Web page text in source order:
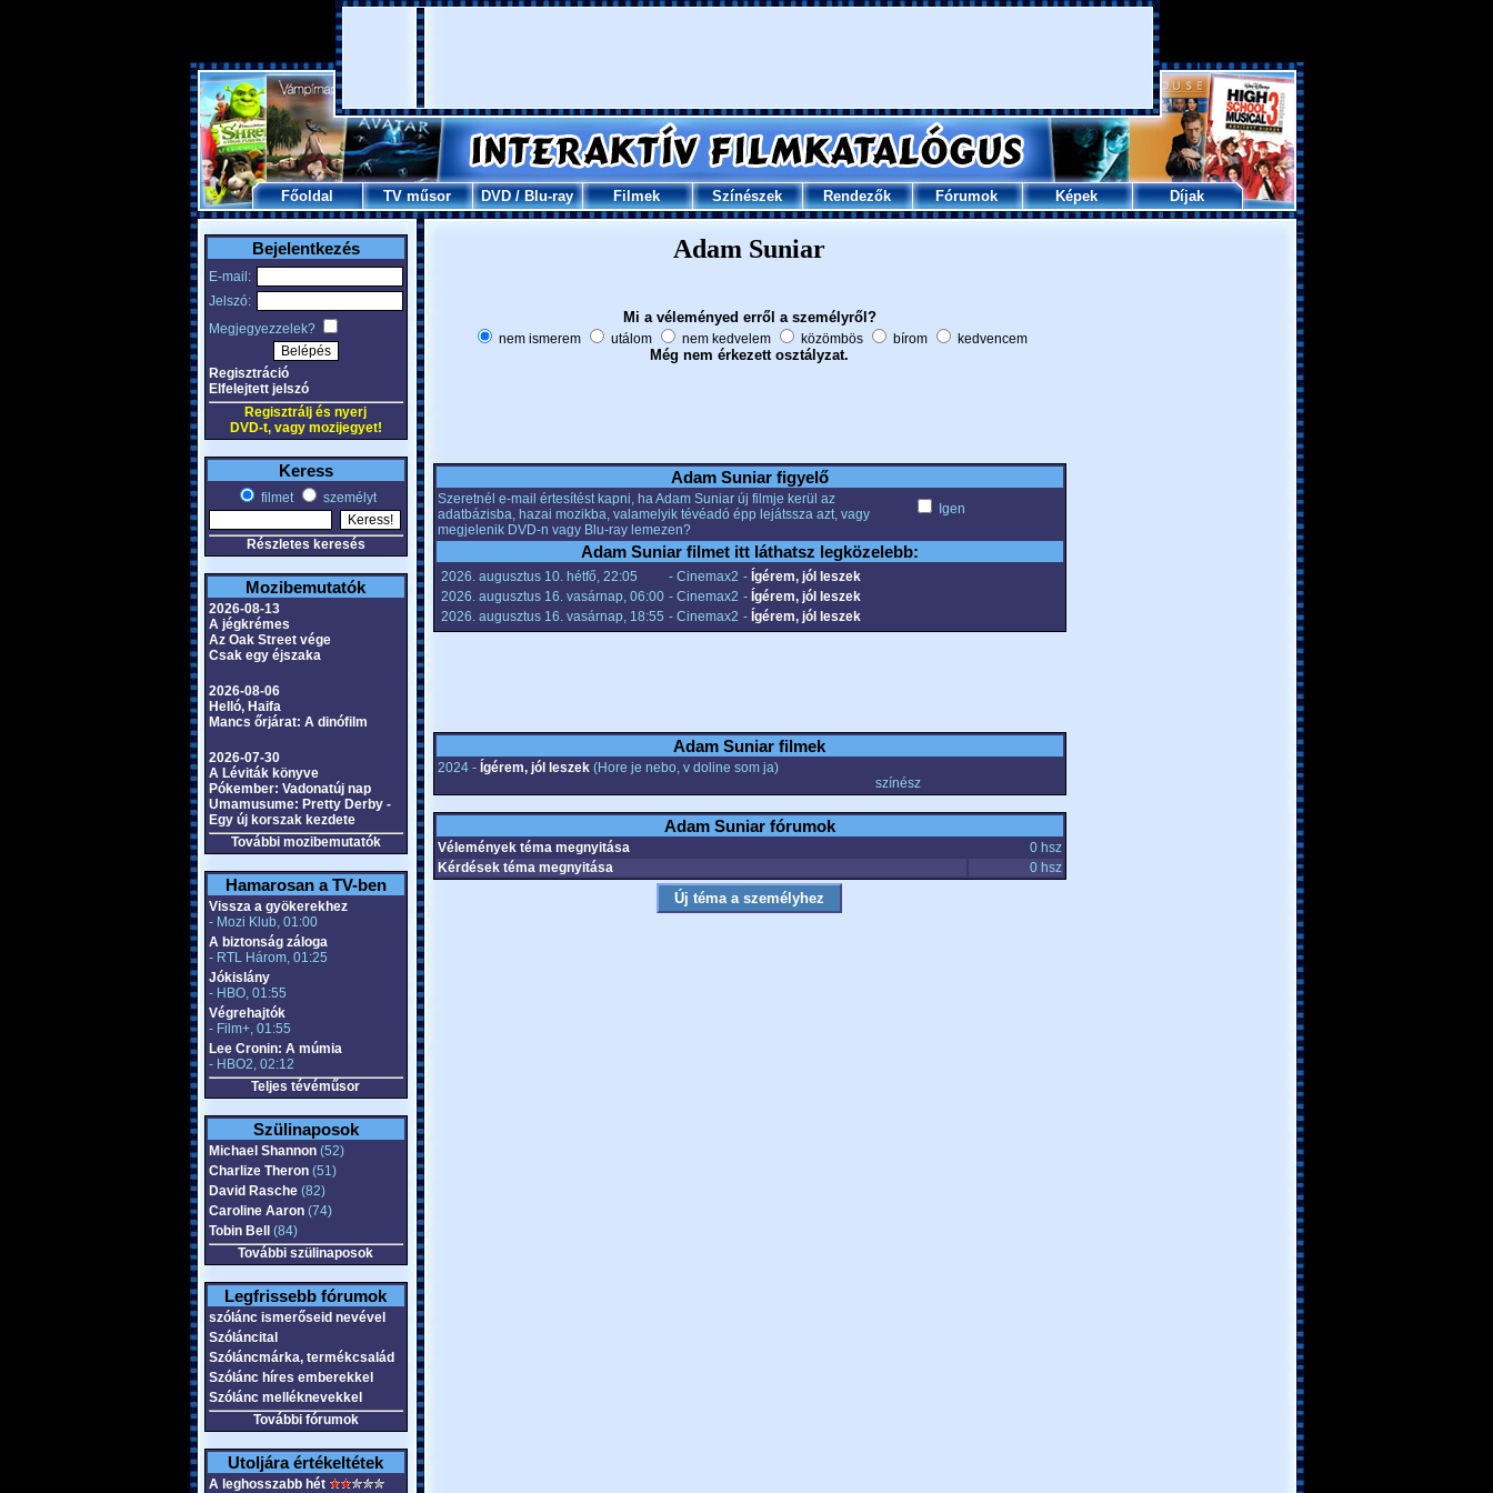
Főoldal TV műsor DVD/Blu-ray Filmek Színészek Rendezők Fórumok Képek Díjak
Bejelentkezés
E-mail:
Jelszó:
Megjegyezzelek?
Regisztráció
Elfelejtett jelszó
Regisztrálj és nyerj
DVD-t, vagy mozijegyet!
Keress
filmet személyt
Részletes keresés
Mozibemutatók
2026-08-13
A jégkrémes
Az Oak Street vége
Csak egy éjszaka
2026-08-06
Helló, Haifa
Mancs őrjárat: A dinófilm
2026-07-30
A Léviták könyve
Pókember: Vadonatúj nap
Umamusume: Pretty Derby -
Egy új korszak kezdete
További mozibemutatók
Hamarosan a TV-ben
Vissza a gyökerekhez
- Mozi Klub, 01:00
A biztonság záloga
- RTL Három, 01:25
Jókislány
- HBO, 01:55
Végrehajtók
- Film+, 01:55
Lee Cronin: A múmia
- HBO2, 02:12
Teljes tévéműsor
Szülinaposok
Michael Shannon(52)
Charlize Theron(51)
David Rasche(82)
Caroline Aaron(74)
Tobin Bell
(84)
További szülinaposok
Legfrissebb fórumok
szólánc ismerőseid nevével
Szóláncital
Szóláncmárka, termékcsalád
Szólánc híres emberekkel
Szólánc melléknevekkel
További fórumok
Utoljára értékeltétek
A leghosszabb hét
Adam Suniar
Mi a véleményed erről a személyről?
nem ismerem utálom nem kedvelem közömbös bírom kedvencem
Még nem érkezett osztályzat.
Adam Suniar figyelő
Szeretnél e-mail értesítést kapni, ha Adam Suniar új filmje kerül az
adatbázisba, hazai mozikba, valamelyik tévéadó épp lejátssza azt, vagy
megjelenik DVD-n vagy Blu-ray lemezen?
Igen
Adam Suniar filmet itt láthatsz legközelebb:
2026. augusztus 10. hétfő, 22:05 - Cinemax2 - Ígérem, jól leszek
2026. augusztus 16. vasárnap, 06:00 - Cinemax2 - Ígérem, jól leszek
2026. augusztus 16. vasárnap, 18:55 - Cinemax2 - Ígérem, jól leszek
Adam Suniar filmek
2024 - Ígérem, jól leszek(Hore je nebo, v doline som ja)
színész
Adam Suniar fórumok
Vélemények téma megnyitása
0 hsz
Kérdések téma megnyitása
0 hsz